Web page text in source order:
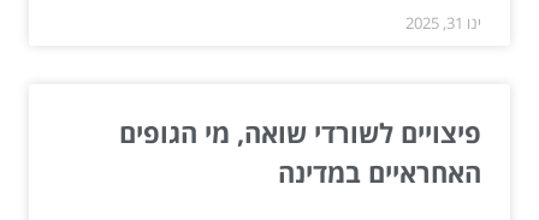
ינו 31, 2025
פיצויים לשורדי שואה, מי הגופים
האחראיים במדינה